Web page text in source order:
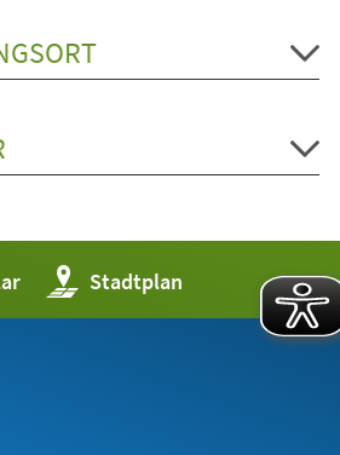
Stadtplan
(Öffnet
in
einem